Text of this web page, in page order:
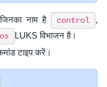
नाम है control ,
LUKS विभाजन है।
टाइप करें।